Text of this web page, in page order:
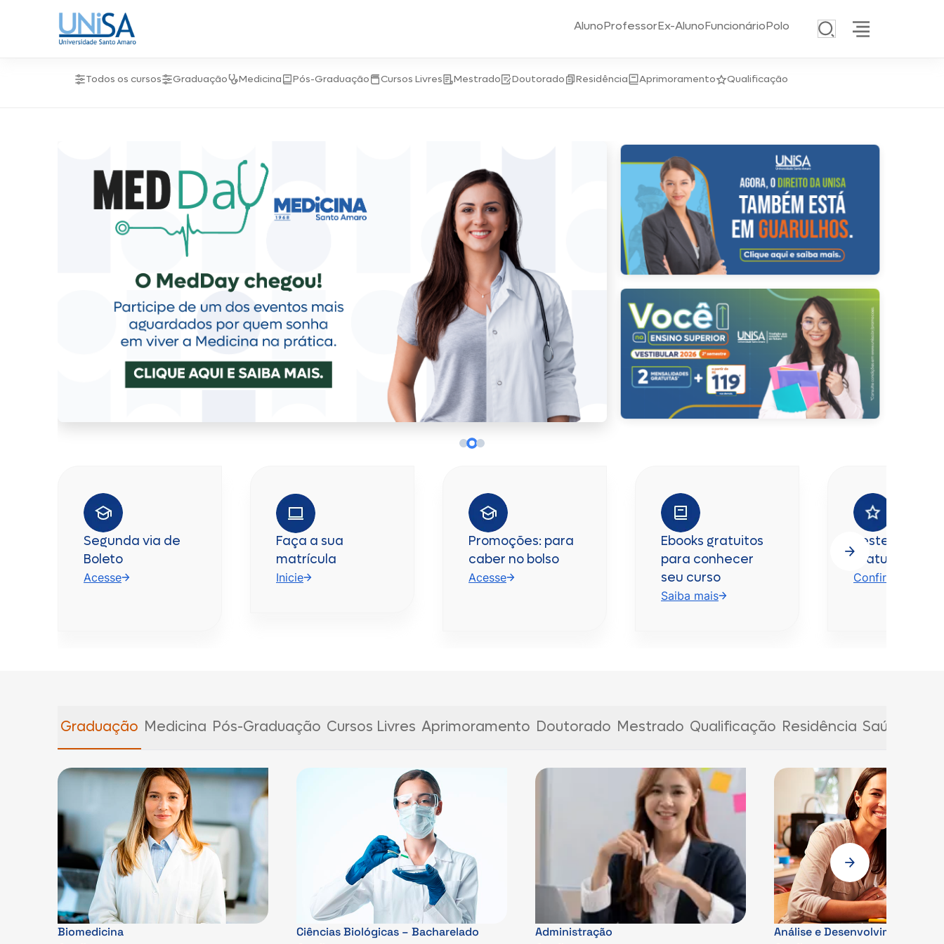
AlunoProfessorEx-AlunoFuncionárioPolo
Todos os cursos Graduação Medicina Pós-Graduação Cursos Livres Mestrado Doutorado Residência Aprimoramento Qualificação
Segunda via de
Boleto
Acesse
Faça a sua
matrícula
Inicie
Promoções: para
caber no bolso
Acesse
Ebooks gratuitos
para conhecer
seu curso
Saiba mais
Teste
gratuito
Confira
Graduação Medicina Pós-Graduação Cursos Livres Aprimoramento Doutorado Mestrado Qualificação Residência Saúde
Biomedicina Ciências Biológicas – Bacharelado Administração Análise e Desenvolvimento de